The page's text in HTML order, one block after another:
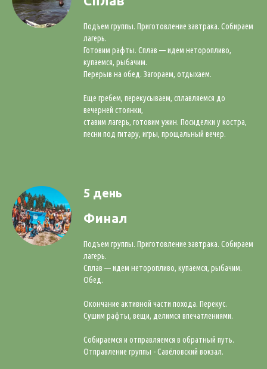
Подъем группы. Приготовление завтрака. Собираем
лагерь.
Готовим рафты. Сплав — идем неторопливо,
купаемся, рыбачим.
Перерыв на обед. Загораем, отдыхаем.
Еще гребем, перекусываем, сплавляемся до
вечерней стоянки,
ставим лагерь, готовим ужин. Посиделки у костра,
песни под гитару, игры, прощальный вечер.
5 день
Финал
Подъем группы. Приготовление завтрака. Собираем
лагерь.
Сплав — идем неторопливо, купаемся, рыбачим.
Обед.
Окончание активной части похода. Перекус.
Сушим рафты, вещи, делимся впечатлениями.
Собираемся и отправляемся в обратный путь.
Отправление группы - Савёловский вокзал.